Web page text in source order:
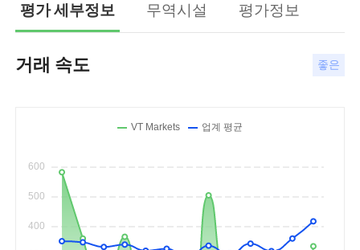
평가 세부정보 무역시설 평가정보
거래 속도 좋은